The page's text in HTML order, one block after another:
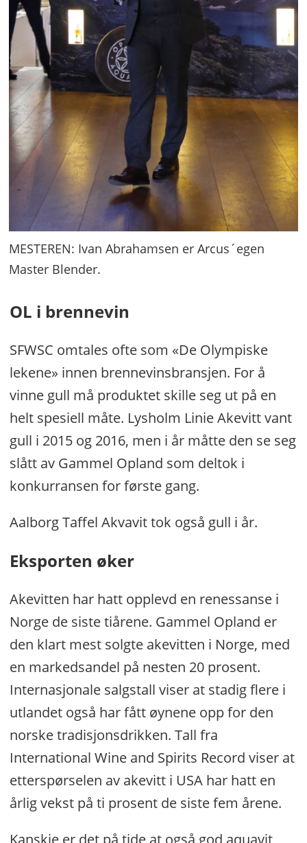
MESTEREN: Ivan Abrahamsen er Arcus´egen
Master Blender.
OL i brennevin
SFWSC omtales ofte som «De Olympiske
lekene» innen brennevinsbransjen. For å
vinne gull må produktet skille seg ut på en
helt spesiell måte. Lysholm Linie Akevitt vant
gull i 2015 og 2016, men i år måtte den se seg
slått av Gammel Opland som deltok i
konkurransen for første gang.
Aalborg Taffel Akvavit tok også gull i år.
Eksporten øker
Akevitten har hatt opplevd en renessanse i
Norge de siste tiårene. Gammel Opland er
den klart mest solgte akevitten i Norge, med
en markedsandel på nesten 20 prosent.
Internasjonale salgstall viser at stadig flere i
utlandet også har fått øynene opp for den
norske tradisjonsdrikken. Tall fra
International Wine and Spirits Record viser at
etterspørselen av akevitt i USA har hatt en
årlig vekst på ti prosent de siste fem årene.
Kanskje er det på tide at også god aquavit